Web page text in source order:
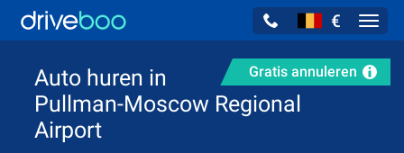
€
Gratis annuleren
Auto huren in
Pullman-Moscow Regional
Airport